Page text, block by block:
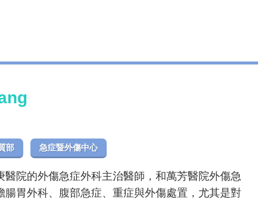
部 急症暨外傷中心
院的外傷急症外科主治醫師，和萬芳醫院外傷急
胃外科、腹部急症、重症與外傷處置，尤其是對